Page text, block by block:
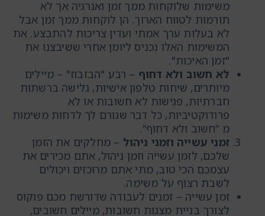
משימות שלוקחות ממך זמן ואנרגיה אך לא
תורמות לטווח הארוך. הן לוקחות ממך זמן אבל
לא בעלות ערך אמתי ועדין צריכות להתבצע. את
המשימות האלו נכניס ליומן אחרי ששיבצנו את
"זמן האיכות".
לא חשוב ולא דחוף – רבע "הבזבוז" – מיילים
מיותרים, שיחות טלפון אישיות, גלישה ברשתות
חברתיות, פגישות לא חשובות או לא
פרודוקטיביות, כל דבר שגורם לך לדחות משימות
מ ”חשוב ולא דחוף”.
זמני עשייה וזמני ניהול – מחלקים את הזמן
שלכם, לזמן עשייה וזמן ניהול, אתם מכירים את
עצמכם הכי טוב, מתי אתם מרוכזים ויכולים
לשבת רצוף על משימה.
זמן עשייה – זמנים לעבודה שדורשת מכם פוקוס
לצורך בניית מצגות חשובות, מיילים חשובים,